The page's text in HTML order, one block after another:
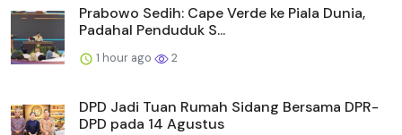
Prabowo Sedih: Cape Verde ke Piala Dunia,
Padahal Penduduk S...
1 hour ago 2
DPD Jadi Tuan Rumah Sidang Bersama DPR-
DPD pada 14 Agustus